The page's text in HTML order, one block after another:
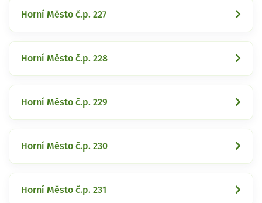
Horní Město č.p. 227
Horní Město č.p. 228
Horní Město č.p. 229
Horní Město č.p. 230
Horní Město č.p. 231